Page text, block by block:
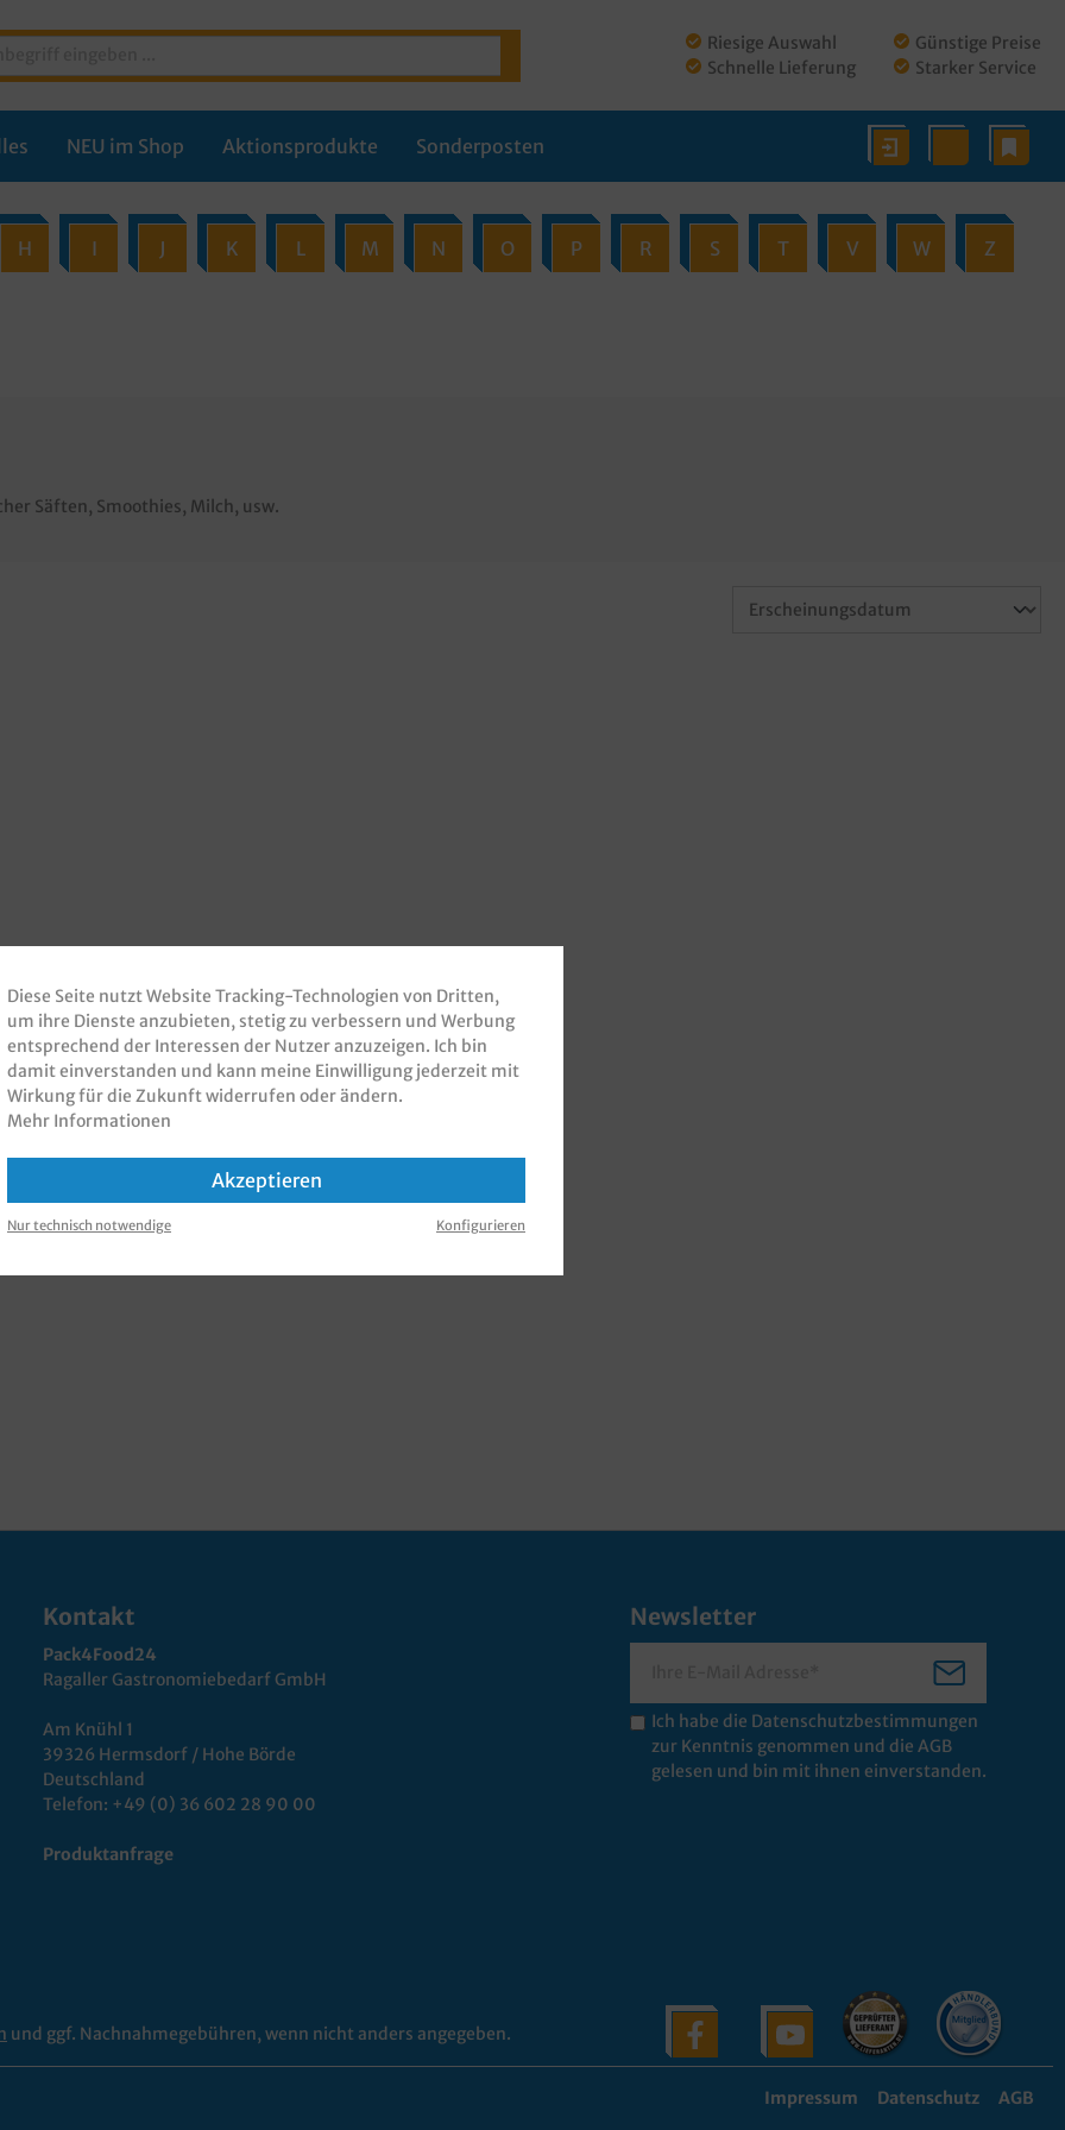
Riesige Auswahl
Schnelle Lieferung
Günstige Preise
Starker Service
NEU im Shop Aktionsprodukte Sonderposten
H I J K L M N O P R S T V W Z
Säften, Smoothies, Milch, usw.
Kontakt
Pack4Food24
Ragaller Gastronomiebedarf GmbH
Am Knühl 1
39326 Hermsdorf / Hohe Börde
Deutschland
Telefon: +49 (0) 36 602 28 90 00
Produktanfrage
Newsletter
Ich habe die Datenschutzbestimmungen
zur Kenntnis genommen und die AGB
gelesen und bin mit ihnen einverstanden.
und ggf. Nachnahmegebühren, wenn nicht anders angegeben.
Impressum Datenschutz AGB
Diese Seite nutzt Website Tracking-Technologien von Dritten,
um ihre Dienste anzubieten, stetig zu verbessern und Werbung
entsprechend der Interessen der Nutzer anzuzeigen. Ich bin
damit einverstanden und kann meine Einwilligung jederzeit mit
Wirkung für die Zukunft widerrufen oder ändern.
Mehr Informationen
Akzeptieren
Nur technisch notwendige Konfigurieren